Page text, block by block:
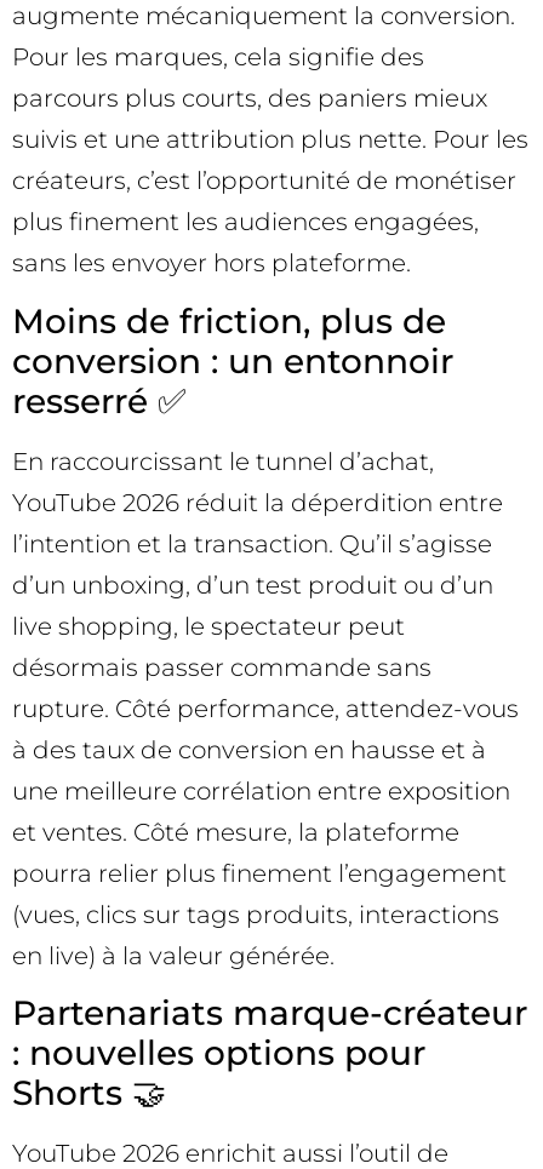
augmente mécaniquement la conversion.
Pour les marques, cela signifie des
parcours plus courts, des paniers mieux
suivis et une attribution plus nette. Pour les
créateurs, c’est l’opportunité de monétiser
plus finement les audiences engagées,
sans les envoyer hors plateforme.
Moins de friction, plus de
conversion : un entonnoir
resserré ✅
En raccourcissant le tunnel d’achat,
YouTube 2026 réduit la déperdition entre
l’intention et la transaction. Qu’il s’agisse
d’un unboxing, d’un test produit ou d’un
live shopping, le spectateur peut
désormais passer commande sans
rupture. Côté performance, attendez-vous
à des taux de conversion en hausse et à
une meilleure corrélation entre exposition
et ventes. Côté mesure, la plateforme
pourra relier plus finement l’engagement
(vues, clics sur tags produits, interactions
en live) à la valeur générée.
Partenariats marque-créateur
: nouvelles options pour
Shorts 🤝
YouTube 2026 enrichit aussi l’outil de